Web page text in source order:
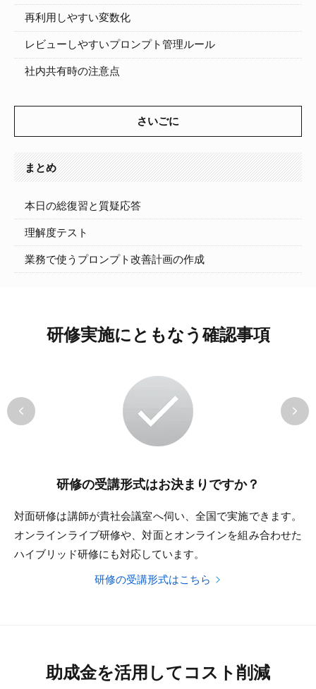
再利用しやすい変数化
レビューしやすいプロンプト管理ルール
社内共有時の注意点
さいごに
まとめ
本日の総復習と質疑応答
理解度テスト
業務で使うプロンプト改善計画の作成
研修実施にともなう確認事項
研修の受講形式はお決まりですか？
対面研修は講師が貴社会議室へ伺い、全国で実施できます。
オンラインライブ研修や、対面とオンラインを組み合わせた
ハイブリッド研修にも対応しています。
研修の受講形式はこちら
助成金を活用してコスト削減